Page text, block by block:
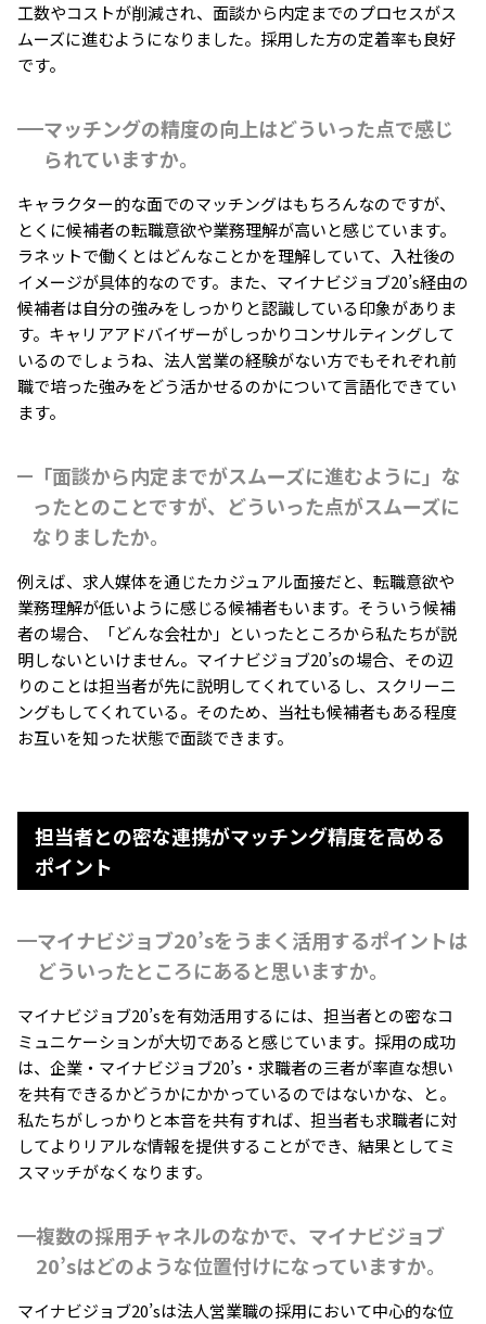
工数やコストが削減され、面談から内定までのプロセスがス
ムーズに進むようになりました。採用した方の定着率も良好
です。
マッチングの精度の向上はどういった点で感じ
られていますか。
キャラクター的な面でのマッチングはもちろんなのですが、
とくに候補者の転職意欲や業務理解が高いと感じています。
ラネットで働くとはどんなことかを理解していて、入社後の
イメージが具体的なのです。また、マイナビジョブ20’s経由の
候補者は自分の強みをしっかりと認識している印象がありま
す。キャリアアドバイザーがしっかりコンサルティングして
いるのでしょうね、法人営業の経験がない方でもそれぞれ前
職で培った強みをどう活かせるのかについて言語化できてい
ます。
「面談から内定までがスムーズに進むように」な
ったとのことですが、どういった点がスムーズに
なりましたか。
例えば、求人媒体を通じたカジュアル面接だと、転職意欲や
業務理解が低いように感じる候補者もいます。そういう候補
者の場合、「どんな会社か」といったところから私たちが説
明しないといけません。マイナビジョブ20’sの場合、その辺
りのことは担当者が先に説明してくれているし、スクリーニ
ングもしてくれている。そのため、当社も候補者もある程度
お互いを知った状態で面談できます。
担当者との密な連携がマッチング精度を高める
ポイント
マイナビジョブ20’sをうまく活用するポイントは
どういったところにあると思いますか。
マイナビジョブ20’sを有効活用するには、担当者との密なコ
ミュニケーションが大切であると感じています。採用の成功
は、企業・マイナビジョブ20’s・求職者の三者が率直な想い
を共有できるかどうかにかかっているのではないかな、と。
私たちがしっかりと本音を共有すれば、担当者も求職者に対
してよりリアルな情報を提供することができ、結果としてミ
スマッチがなくなります。
複数の採用チャネルのなかで、マイナビジョブ
20’sはどのような位置付けになっていますか。
マイナビジョブ20’sは法人営業職の採用において中心的な位